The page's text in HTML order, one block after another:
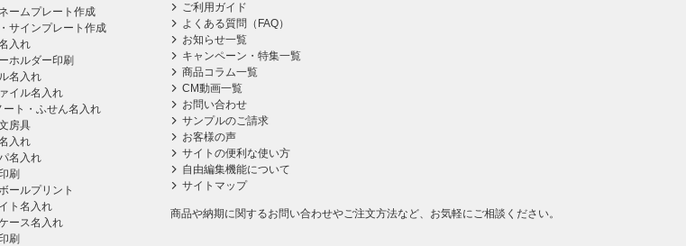
ームプレート作成
サインプレート作成
入れ
ホルダー印刷
名入れ
イル名入れ
ート・ふせん名入れ
房具
入れ
名入れ
刷
ールプリント
ト名入れ
ース名入れ
刷
ご利用ガイド
よくある質問（FAQ）
お知らせ一覧
キャンペーン・特集一覧
商品コラム一覧
CM動画一覧
お問い合わせ
サンプルのご請求
お客様の声
サイトの便利な使い方
自由編集機能について
サイトマップ
商品や納期に関するお問い合わせやご注文方法など、お気軽にご相談ください。